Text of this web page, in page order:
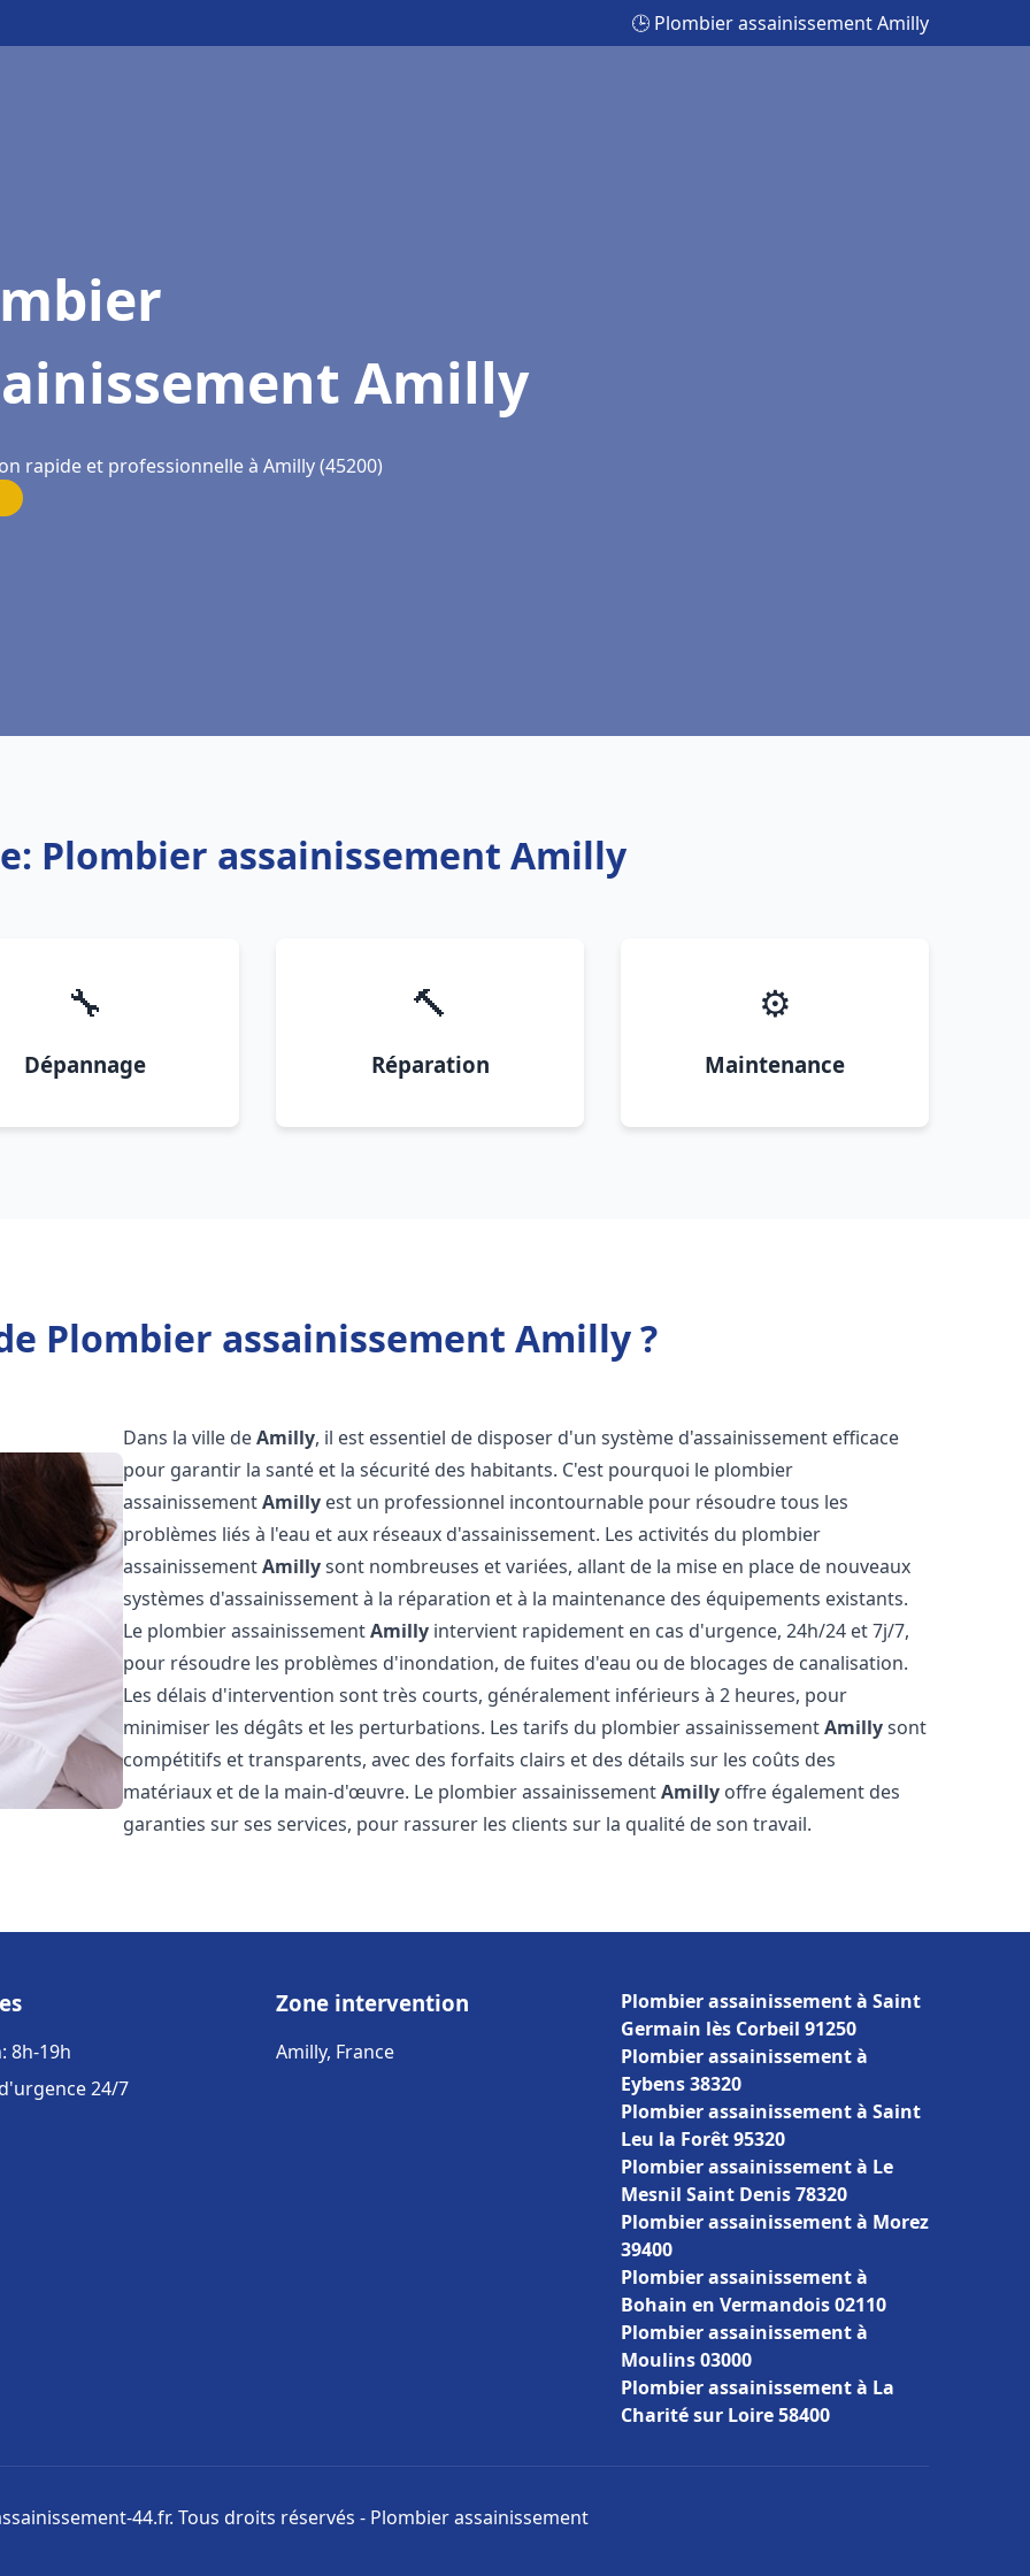
🕒 Plombier assainissement Amilly
Amilly
rapide et professionnelle à Amilly (45200)
Plombier assainissement Amilly
🔧
Dépannage
🔨
Réparation
⚙️
Maintenance
Plombier assainissement Amilly ?
Dans la ville deAmilly, il est essentiel de disposer d'un système d'assainissement efficace
pour garantir la santé et la sécurité des habitants. C'est pourquoi le plombier
assainissementAmilly est un professionnel incontournable pour résoudre tous les
problèmes liés à l'eau et aux réseaux d'assainissement. Les activités du plombier
assainissementAmillysont nombreuses et variées, allant de la mise en place de nouveaux
systèmes d'assainissement à la réparation et à la maintenance des équipements existants.
Le plombier assainissementAmilly intervient rapidement en cas d'urgence, 24h/24 et 7j/7,
pour résoudre les problèmes d'inondation, de fuites d'eau ou de blocages de canalisation.
Les délais d'intervention sont très courts, généralement inférieurs à 2 heures, pour
minimiser les dégâts et les perturbations. Les tarifs du plombier assainissementAmillysont
compétitifs et transparents, avec des forfaits clairs et des détails sur les coûts des
matériaux et de la main-d'œuvre. Le plombier assainissementAmilly offre également des
garanties sur ses services, pour rassurer les clients sur la qualité de son travail.
8h-19h
24/7
Zone intervention
Amilly, France
Plombier assainissement à Saint
Germain lès Corbeil 91250
Plombier assainissement à
Eybens 38320
Plombier assainissement à Saint
Leu la Forêt 95320
Plombier assainissement à Le
Mesnil Saint Denis 78320
Plombier assainissement à Morez
39400
Plombier assainissement à
Bohain en Vermandois 02110
Plombier assainissement à
Moulins 03000
Plombier assainissement à La
Charité sur Loire 58400
44.fr. Tous droits réservés - Plombier assainissement